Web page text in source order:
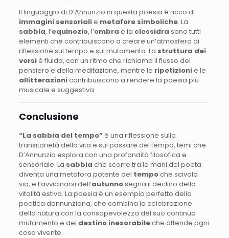
Il linguaggio di D’Annunzio in questa poesia è ricco di
immagini sensorialie metafore simboliche. La
sabbia, l’equinozio, l’ombra e la clessidra sono tutti
elementi che contribuiscono a creare un’atmosfera di
riflessione sul tempo e sul mutamento. La struttura dei
versiè fluida, con un ritmo che richiama il flusso del
pensiero e della meditazione, mentre le ripetizionie le
allitterazionicontribuiscono a rendere la poesia più
musicale e suggestiva.
Conclusione
“La sabbia del tempo”è una riflessione sulla
transitorietà della vita e sul passare del tempo, temi che
D’Annunzio esplora con una profondità filosofica e
sensoriale. La sabbia che scorre tra le mani del poeta
diventa una metafora potente del tempoche scivola
via, e l’avvicinarsi dell’autunnosegna il declino della
vitalità estiva. La poesia è un esempio perfetto della
poetica dannunziana, che combina la celebrazione
della natura con la consapevolezza del suo continuo
mutamento e del destino inesorabileche attende ogni
cosa vivente.